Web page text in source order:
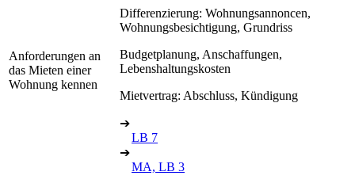
Anforderungen an
das Mieten einer
Wohnung kennen
Differenzierung: Wohnungsannoncen,
Wohnungsbesichtigung, Grundriss
Budgetplanung, Anschaffungen,
Lebenshaltungskosten
Mietvertrag: Abschluss, Kündigung
➔
LB 7
➔
MA, LB 3